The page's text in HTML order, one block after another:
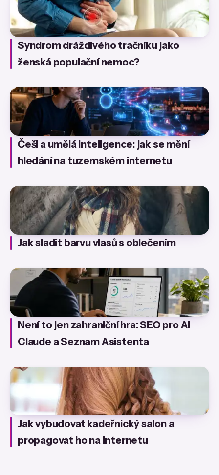
Syndrom dráždivého tračníku jako
ženská populační nemoc?
Češi a umělá inteligence: jak se mění
hledání na tuzemském internetu
Jak sladit barvu vlasů s oblečením
Není to jen zahraniční hra: SEO pro AI
Claude a Seznam Asistenta
Jak vybudovat kadeřnický salon a
propagovat ho na internetu